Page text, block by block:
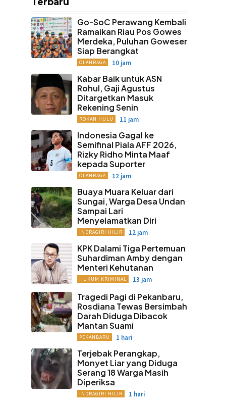
Go-SoC Perawang Kembali
Ramaikan Riau Pos Gowes
Merdeka, Puluhan Goweser
Siap Berangkat
OLAHRAGA 10 jam
Kabar Baik untuk ASN
Rohul, Gaji Agustus
Ditargetkan Masuk
Rekening Senin
ROKAN HULU 11 jam
Indonesia Gagal ke
Semifinal Piala AFF 2026,
Rizky Ridho Minta Maaf
kepada Suporter
OLAHRAGA 12 jam
Buaya Muara Keluar dari
Sungai, Warga Desa Undan
Sampai Lari
Menyelamatkan Diri
INDRAGIRI HILIR 12 jam
KPK Dalami Tiga Pertemuan
Suhardiman Amby dengan
Menteri Kehutanan
HUKUM KRIMINAL 13 jam
Tragedi Pagi di Pekanbaru,
Rosdiana Tewas Bersimbah
Darah Diduga Dibacok
Mantan Suami
PEKANBARU 1 hari
Terjebak Perangkap,
Monyet Liar yang Diduga
Serang 18 Warga Masih
Diperiksa
INDRAGIRI HILIR 1 hari